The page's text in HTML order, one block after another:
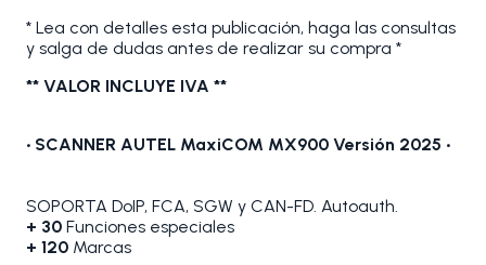
* Lea con detalles esta publicación, haga las consultas
y salga de dudas antes de realizar su compra *
** VALOR INCLUYE IVA **
• SCANNER AUTEL MaxiCOM MX900 Versión 2025 •
SOPORTA DoIP, FCA, SGW y CAN-FD. Autoauth.
+ 30 Funciones especiales
+ 120 Marcas